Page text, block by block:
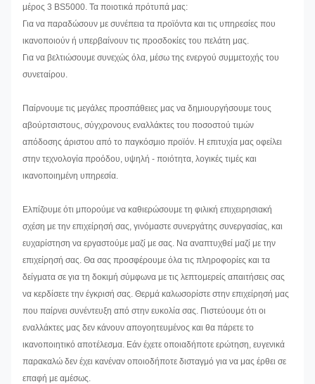
μέρος 3 BS5000. Τα ποιοτικά πρότυπά μας:
Για να παραδώσουν με συνέπεια τα προϊόντα και τις υπηρεσίες που
ικανοποιούν ή υπερβαίνουν τις προσδοκίες του πελάτη μας.
Για να βελτιώσουμε συνεχώς όλα, μέσω της ενεργού συμμετοχής του
συνεταίρου.
Παίρνουμε τις μεγάλες προσπάθειες μας να δημιουργήσουμε τους
αβούρτσιστους, σύγχρονους εναλλάκτες του ποσοστού τιμών
απόδοσης άριστου από το παγκόσμιο προϊόν. Η επιτυχία μας οφείλει
στην τεχνολογία προόδου, υψηλή - ποιότητα, λογικές τιμές και
ικανοποιημένη υπηρεσία.
Ελπίζουμε ότι μπορούμε να καθιερώσουμε τη φιλική επιχειρησιακή
σχέση με την επιχείρησή σας, γινόμαστε συνεργάτης συνεργασίας, και
ευχαρίστηση να εργαστούμε μαζί με σας. Να αναπτυχθεί μαζί με την
επιχείρησή σας. Θα σας προσφέρουμε όλα τις πληροφορίες και τα
δείγματα σε για τη δοκιμή σύμφωνα με τις λεπτομερείς απαιτήσεις σας
να κερδίσετε την έγκρισή σας. Θερμά καλωσορίστε στην επιχείρησή μας
που παίρνει συνέντευξη από στην ευκολία σας. Πιστεύουμε ότι οι
εναλλάκτες μας δεν κάνουν απογοητευμένος και θα πάρετε το
ικανοποιητικό αποτέλεσμα. Εάν έχετε οποιαδήποτε ερώτηση, ευγενικά
παρακαλώ δεν έχει κανέναν οποιοδήποτε δισταγμό για να μας έρθει σε
επαφή με αμέσως.